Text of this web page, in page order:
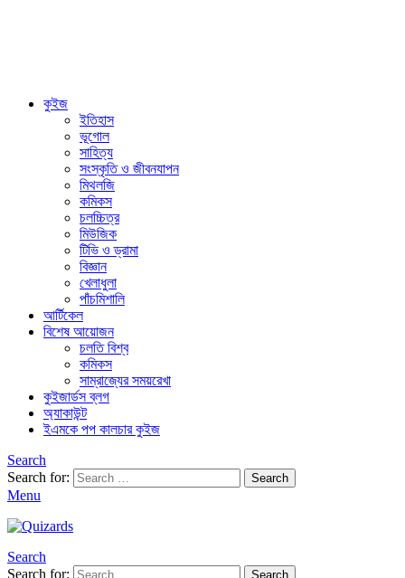
কুইজ
ইতিহাস
ভূগোল
সাহিত্য
সংস্কৃতি ও জীবনযাপন
মিথলজি
কমিকস
চলচ্চিত্র
মিউজিক
টিভি ও ড্রামা
বিজ্ঞান
খেলাধুলা
পাঁচমিশালি
আর্টিকেল
বিশেষ আয়োজন
চলতি বিশ্ব
কমিকস
সাম্রাজ্যের সময়রেখা
কুইজার্ডস ব্লগ
অ্যাকাউন্ট
ইএমকে পপ কালচার কুইজ
Search
Search for:
Search
Menu
Search
Search for:
Search